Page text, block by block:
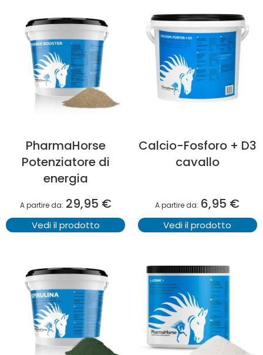
PharmaHorse
Potenziatore di
energia
A partire da 29,95 €
Vedi il prodotto
Calcio-Fosforo + D3
cavallo
A partire da 6,95 €
Vedi il prodotto